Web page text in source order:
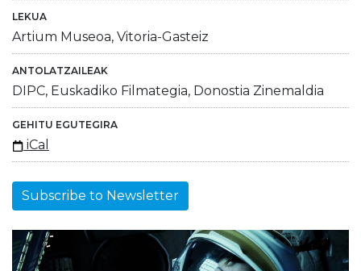
LEKUA
Artium Museoa, Vitoria-Gasteiz
ANTOLATZAILEAK
DIPC, Euskadiko Filmategia, Donostia Zinemaldia
GEHITU EGUTEGIRA
iCal
Subscribe to Newsletter